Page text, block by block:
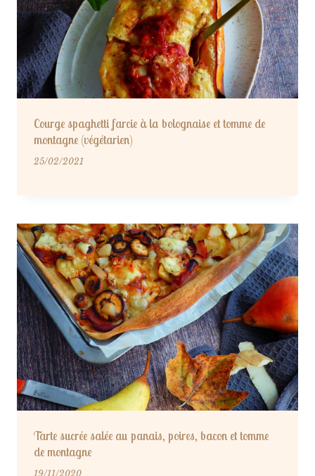
Courge spaghetti farcie à la bolognaise et tomme de
montagne (végétarien)
25/02/2021
Tarte sucrée salée au panais, poires, bacon et tomme
de montagne
19/11/2020